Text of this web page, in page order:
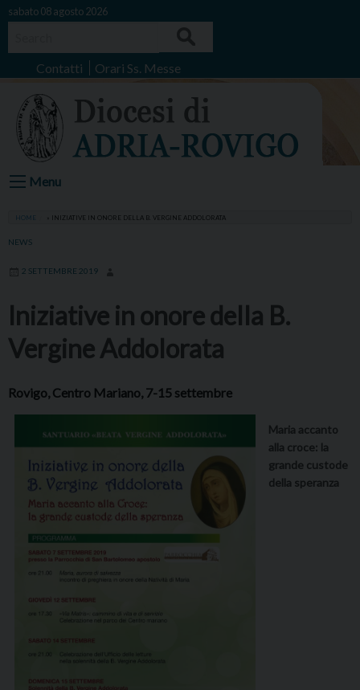
Skip
sabato 08 agosto 2026
Contatti Orari Ss. Messe
Menu
HOME INIZIATIVE IN ONORE DELLA B. VERGINE ADDOLORATA
NEWS
2 SETTEMBRE 2019
Iniziative in onore della B.
Vergine Addolorata
Rovigo, Centro Mariano, 7-15 settembre
Maria accanto
alla croce: la
grande custode
della speranza